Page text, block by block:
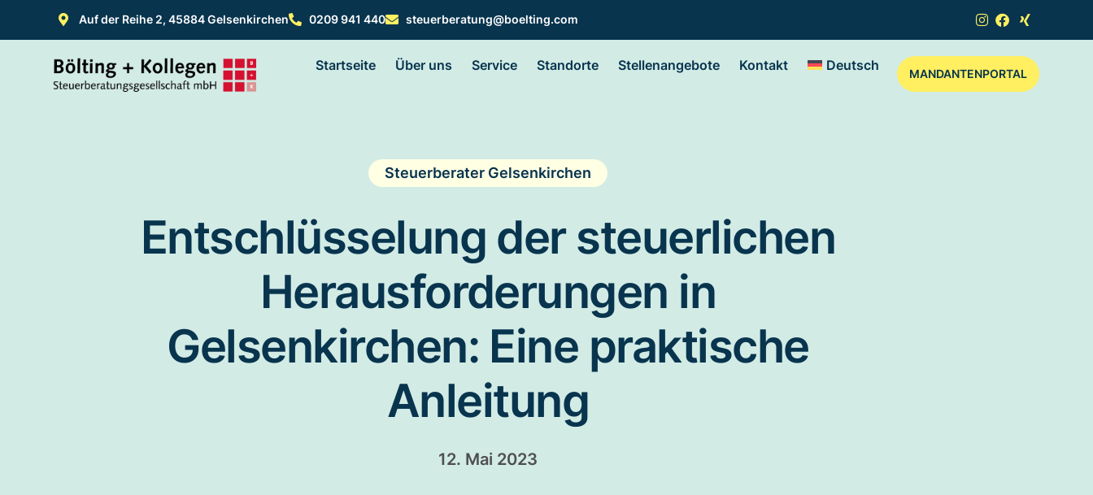
Auf der Reihe 2, 45884 Gelsenkirchen 0209 941 440 steuerberatung@boelting.com
Startseite Über uns Service Standorte Stellenangebote Kontakt Deutsch
MANDANTENPORTAL
Steuerberater Gelsenkirchen
Entschlüsselung der steuerlichen
Herausforderungen in
Gelsenkirchen: Eine praktische
Anleitung
12. Mai 2023